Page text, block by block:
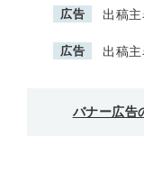
広告 出稿主
広告 出稿主
バナー広告